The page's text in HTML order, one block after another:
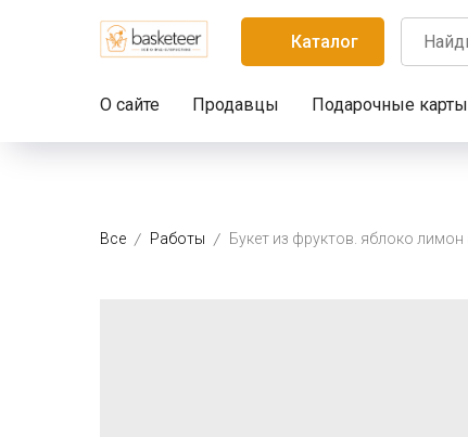
Каталог
О сайте Продавцы Подарочные карты
Все Работы